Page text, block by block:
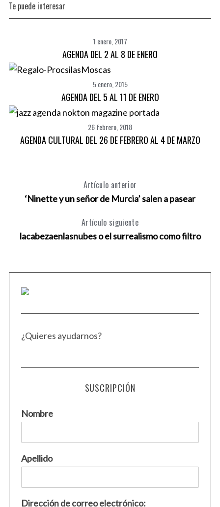
Te puede interesar
1 enero, 2017
AGENDA DEL 2 AL 8 DE ENERO
5 enero, 2015
AGENDA DEL 5 AL 11 DE ENERO
26 febrero, 2018
AGENDA CULTURAL DEL 26 DE FEBRERO AL 4 DE MARZO
Artículo anterior
‘Ninette y un señor de Murcia’ salen a pasear
Artículo siguiente
lacabezaenlasnubes o el surrealismo como filtro
¿Quieres ayudarnos?
SUSCRIPCIÓN
Nombre
Apellido
Dirección de correo electrónico: